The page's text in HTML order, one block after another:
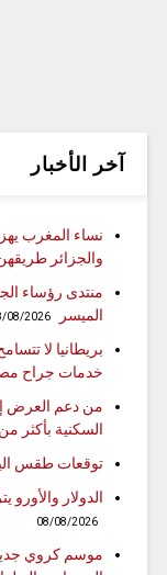
آخر الأخبار
نساء المغرب
والجزائر
منتدى رؤساء
الميسر
08/2026
بريطانيا لا
خدمات جراح
من دعم العرض
السكنية بأكثر من 9.1 مليار درهم لفائدة الأسر
توقعات طقس
الدولار
08/08/2026
موسم كروي